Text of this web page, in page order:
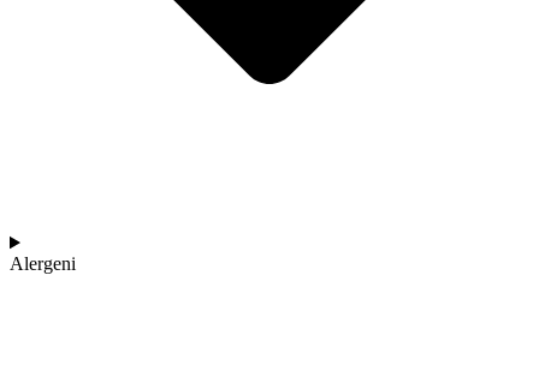
Alergeni